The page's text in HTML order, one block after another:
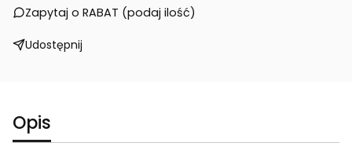
Zapytaj o RABAT (podaj ilość)
Udostępnij
Opis